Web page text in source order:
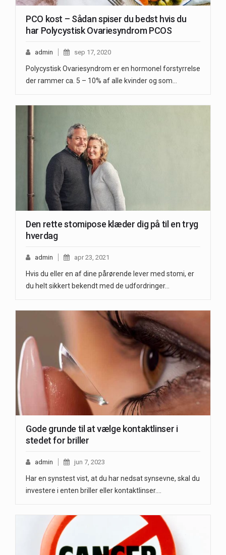
PCO kost – Sådan spiser du bedst hvis du
har Polycystisk Ovariesyndrom PCOS
admin sep 17, 2020
Polycystisk Ovariesyndrom er en hormonel forstyrrelse
der rammer ca. 5 – 10% af alle kvinder og som…
Den rette stomipose klæder dig på til en tryg
hverdag
admin apr 23, 2021
Hvis du eller en af dine pårørende lever med stomi, er
du helt sikkert bekendt med de udfordringer…
Gode grunde til at vælge kontaktlinser i
stedet for briller
admin jun 7, 2023
Har en synstest vist, at du har nedsat synsevne, skal du
investere i enten briller eller kontaktlinser.…